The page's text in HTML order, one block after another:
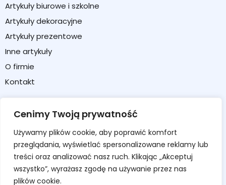
Cenimy Twoją prywatność
Używamy plików cookie, aby poprawić komfort
przeglądania, wyświetlać spersonalizowane reklamy lub
treści oraz analizować nasz ruch. Klikając „Akceptuj
wszystko”, wyrażasz zgodę na używanie przez nas
plików cookie.
Artykuły biurowe i szkolne
Artykuły dekoracyjne
Artykuły prezentowe
Inne artykuły
O firmie
Kontakt
Koszyk
Formularz zwrotu / reklamacji
Regulamin sklepu